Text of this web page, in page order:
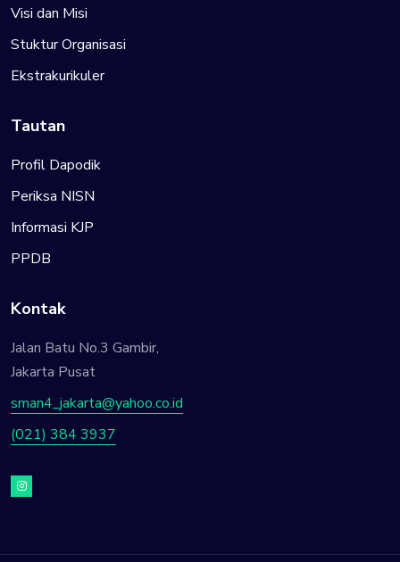
Visi dan Misi
Stuktur Organisasi
Ekstrakurikuler
Tautan
Profil Dapodik
Periksa NISN
Informasi KJP
PPDB
Kontak
Jalan Batu No.3 Gambir,
Jakarta Pusat
sman4_jakarta@yahoo.co.id
(021) 384 3937